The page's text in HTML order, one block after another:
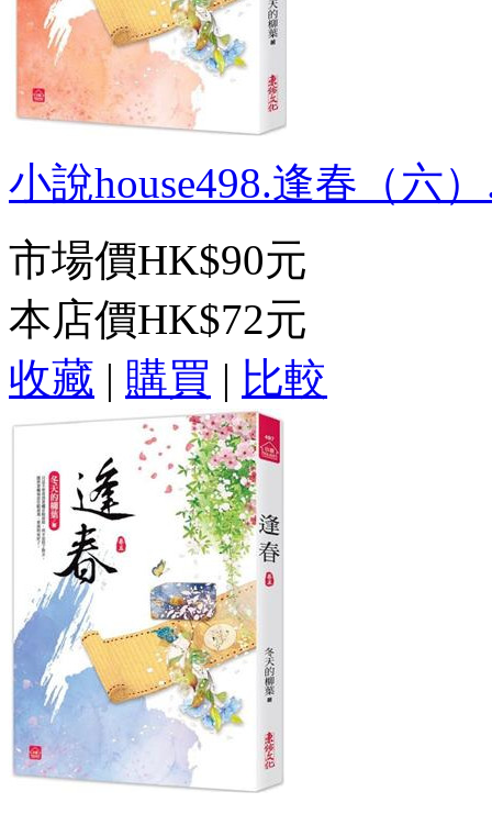
小說house498.逢春（六
市場價HK$90元
本店價HK$72元
收藏 | 購買 | 比較